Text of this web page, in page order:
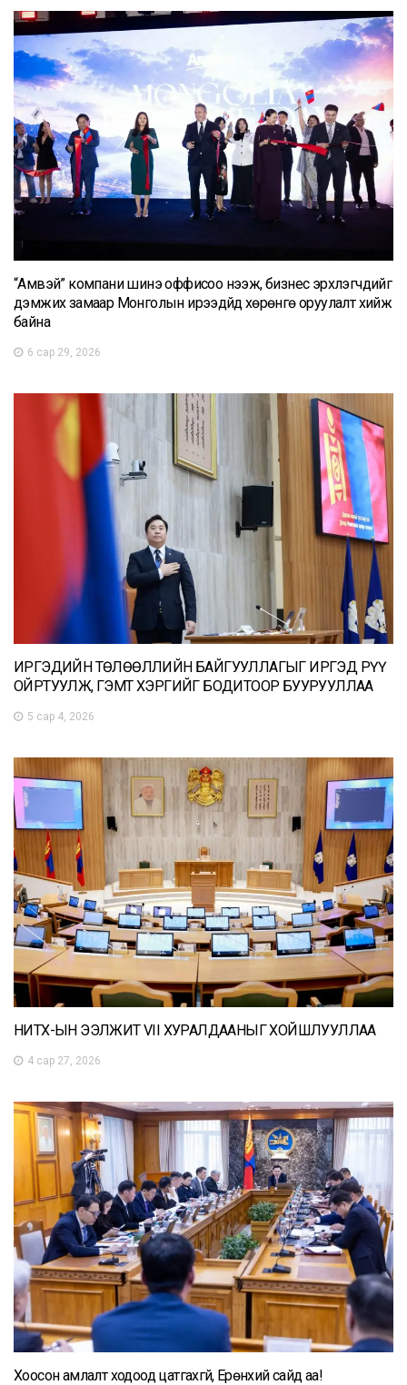
“Амвэй” компани шинэ оффисоо нээж, бизнес эрхлэгчдийг
дэмжих замаар Монголын ирээдүйд хөрөнгө оруулалт хийж
байна
6 сар 29, 2026
ИРГЭДИЙН ТӨЛӨӨЛЛИЙН БАЙГУУЛЛАГЫГ ИРГЭД РҮҮ
ОЙРТУУЛЖ, ГЭМТ ХЭРГИЙГ БОДИТООР БУУРУУЛЛАА
5 сар 4, 2026
НИТХ-ЫН ЭЭЛЖИТ VII ХУРАЛДААНЫГ ХОЙШЛУУЛЛАА
4 сар 27, 2026
Хоосон амлалт ходоод цатгахгүй, Ерөнхий сайд аа!